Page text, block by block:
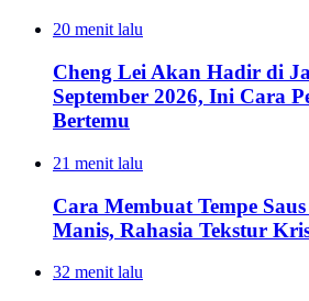
20 menit lalu
Cheng Lei Akan Hadir di
September 2026, Ini Cara
Bertemu
21 menit lalu
Cara Membuat Tempe
Manis, Rahasia Tekstur
32 menit lalu